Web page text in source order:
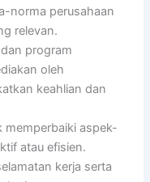
norma perusahaan
relevan.
program
oleh
keahlian dan
memperbaiki aspek-
atau efisien.
kerja serta